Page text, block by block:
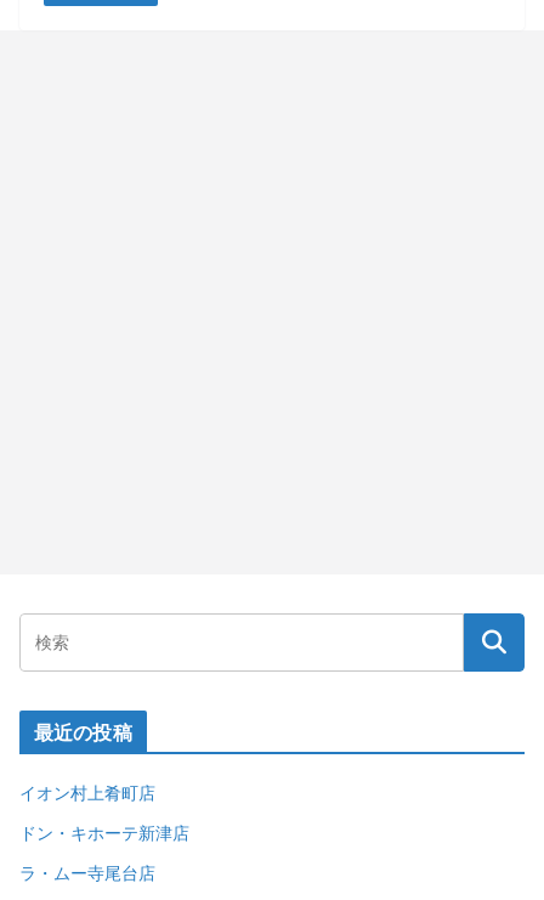
最近の投稿
イオン村上肴町店
ドン・キホーテ新津店
ラ・ムー寺尾台店